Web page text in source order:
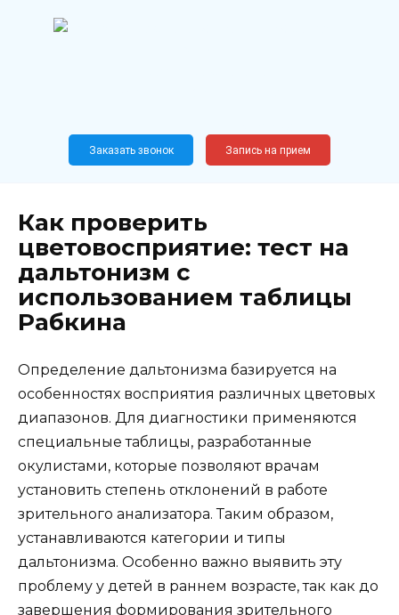
Новослободская, 62, к12
Заказать звонок Запись на прием
Как проверить
цветовосприятие: тест на
дальтонизм с
использованием таблицы
Рабкина
Определение дальтонизма базируется на
особенностях восприятия различных цветовых
диапазонов. Для диагностики применяются
специальные таблицы, разработанные
окулистами, которые позволяют врачам
установить степень отклонений в работе
зрительного анализатора. Таким образом,
устанавливаются категории и типы
дальтонизма. Особенно важно выявить эту
проблему у детей в раннем возрасте, так как до
завершения формирования зрительного